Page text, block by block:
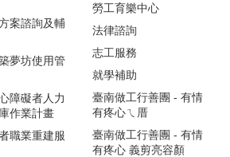
案諮詢及輔
夢坊使用管
障礙者人力
作業計畫
職業重建服
勞工育樂中心
法律諮詢
志工服務
就學補助
臺南做工行善團 - 有情
有疼心ㄟ厝
臺南做工行善團 - 有情
有疼心 義剪亮容顏